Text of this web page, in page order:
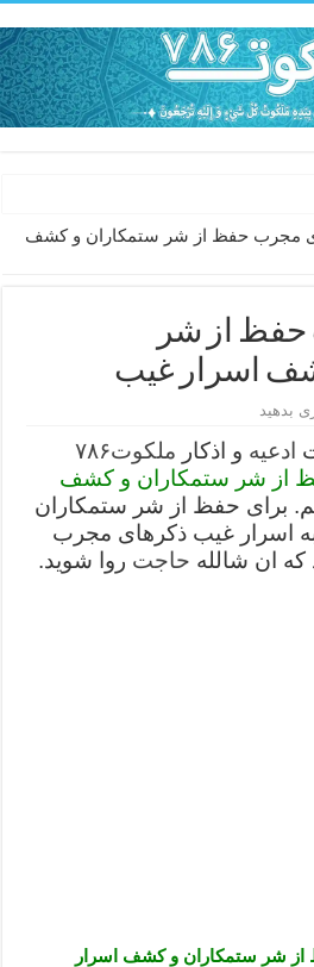
– ذکر قوی برای جلوگیری از اندوه و
– عاشق کردن طرف مقابل از راه
در سفر – دعا برای رفع حوادث بد روزانه
– مجرب ترین ذکرها برای برآوردن
مجرب برای گشایش مالی و برکت در کار
– خواص و برکات سوره تکاثر
افزایش انرژی بدن و قدرت بازو
از بلا – دعای ایمنی از سوختن
مجرب حفظ از شر ستمکاران و کشف
از شر
اسرار غیب
بدهید
ادعیه و اذکار ملکوت۷۸۶
از شر ستمکاران و کشف
برای حفظ از شر ستمکاران
اسرار غیب ذکرهای مجرب
که ان شالله حاجت روا شوید.
شر ستمکاران و کشف اسرار